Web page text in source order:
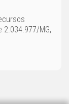
2.034.977/MG,